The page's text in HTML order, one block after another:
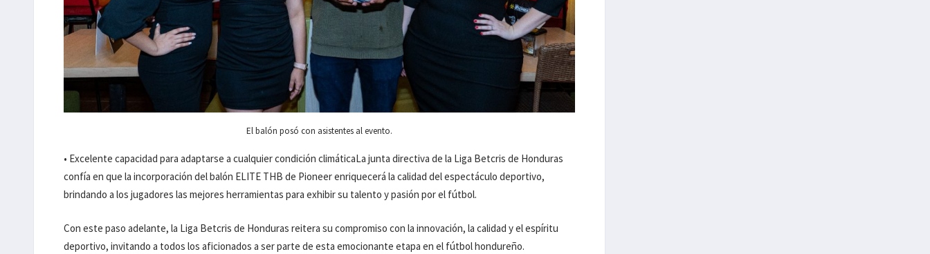
El balón posó con asistentes al evento.
• Excelente capacidad para adaptarse a cualquier condición climáticaLa junta directiva de la Liga Betcris de Honduras
confía en que la incorporación del balón ELITE THB de Pioneer enriquecerá la calidad del espectáculo deportivo,
brindando a los jugadores las mejores herramientas para exhibir su talento y pasión por el fútbol.
Con este paso adelante, la Liga Betcris de Honduras reitera su compromiso con la innovación, la calidad y el espíritu
deportivo, invitando a todos los aficionados a ser parte de esta emocionante etapa en el fútbol hondureño.